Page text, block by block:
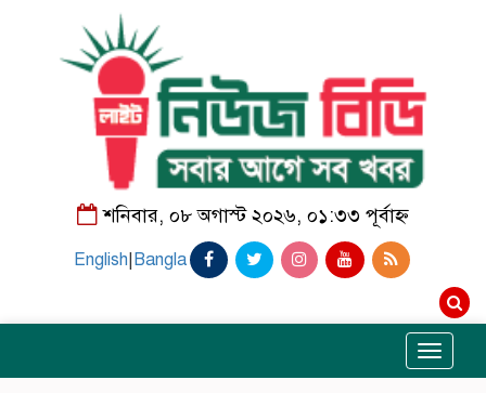
শনিবার, ০৮ অগাস্ট ২০২৬, ০১:৩৩ পূর্বাহ্ন
English Bangla
Toggle